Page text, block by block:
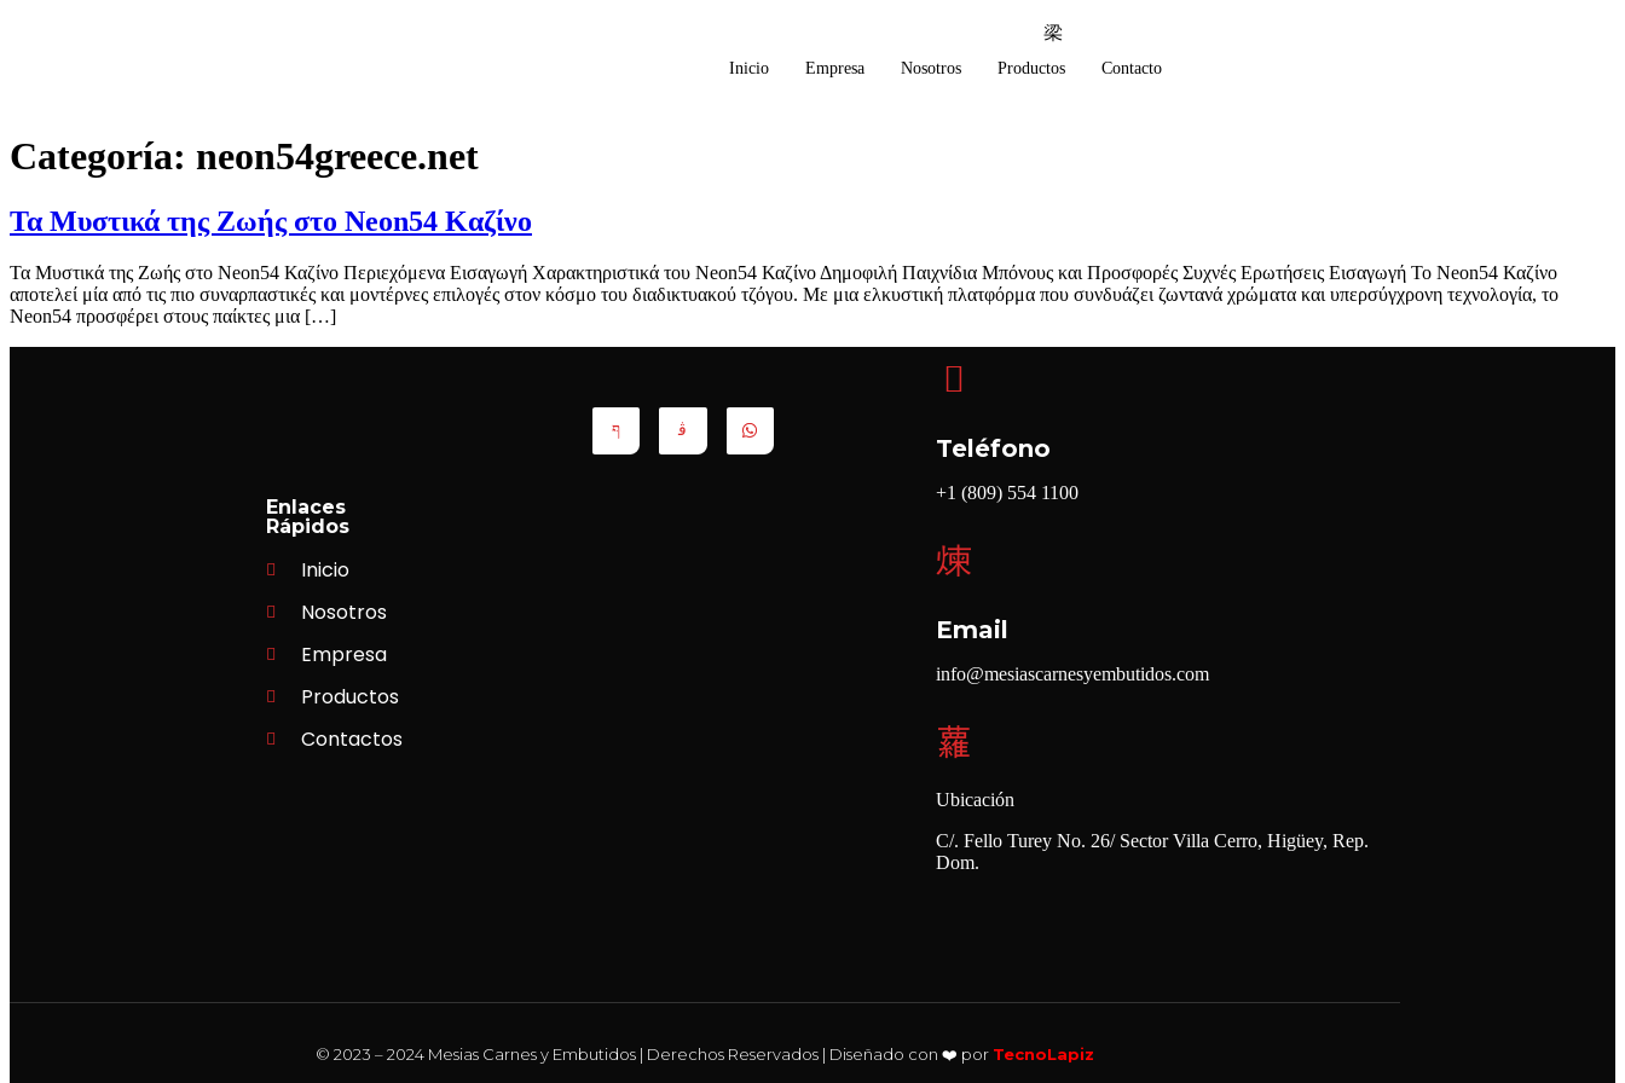
Inicio Empresa Nosotros Productos Contacto
Categoría: neon54greece.net
Τα Μυστικά της Ζωής στο Neon54 Καζίνο
Τα Μυστικά της Ζωής στο Neon54 Καζίνο Περιεχόμενα Εισαγωγή Χαρακτηριστικά του Neon54 Καζίνο Δημοφιλή Παιχνίδια Μπόνους και Προσφορές Συχνές Ερωτήσεις Εισαγωγή Το Neon54 Καζίνο
αποτελεί μία από τις πιο συναρπαστικές και μοντέρνες επιλογές στον κόσμο του διαδικτυακού τζόγου. Με μια ελκυστική πλατφόρμα που συνδυάζει ζωντανά χρώματα και υπερσύγχρονη τεχνολογία, το
Neon54 προσφέρει στους παίκτες μια […]
Enlaces
Rápidos
Inicio
Nosotros
Empresa
Productos
Contactos
Teléfono
+1 (809) 554 1100
Email
info@mesiascarnesyembutidos.com
Ubicación
C/. Fello Turey No. 26/ Sector Villa Cerro, Higüey, Rep.
Dom.
© 2023 – 2024 Mesias Carnes y Embutidos | Derechos Reservados | Diseñado con ❤️ por TecnoLapiz